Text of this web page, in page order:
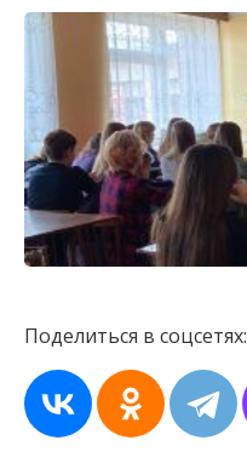
Поделиться в соцсетях: